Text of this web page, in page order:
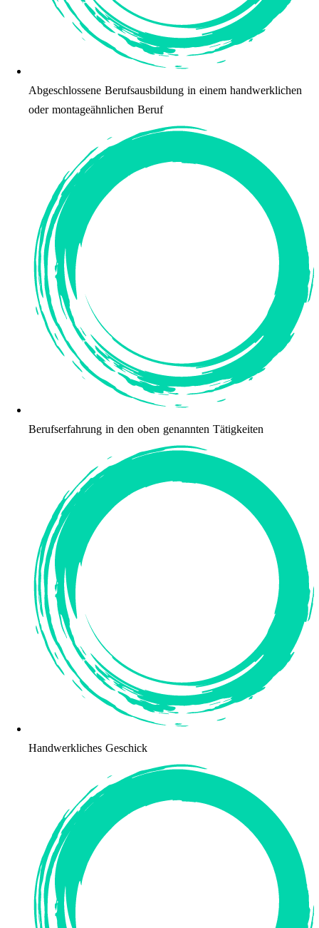
Abgeschlossene Berufsausbildung in einem handwerklichen
oder montageähnlichen Beruf
Berufserfahrung in den oben genannten Tätigkeiten
Handwerkliches Geschick